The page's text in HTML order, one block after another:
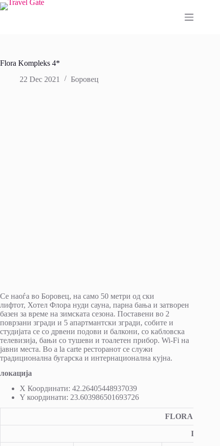
Skip
to
Flora Kompleks 4*
22 Dec 2021
Боровец
Се наоѓа во Боровец, на само 50 метри од ски
лифтот, Хотел Флора нуди сауна, парна бања и затворен
базен за време на зимската сезона. Поставени во 2
поврзани згради и 5 апартмантски згради, собите и
студијата се со дрвени подови и балкони, со кабловска
телевизија, бањи со тушеви и тоалетен прибор. Wi-Fi на
јавни места. Во а la carte ресторанот се служи
традиционална бугарска и интернационална кујна.
локација
X Координати: 42.26405448937039
Y координати: 23.603986501693726
FLORA
ЦЕНИ